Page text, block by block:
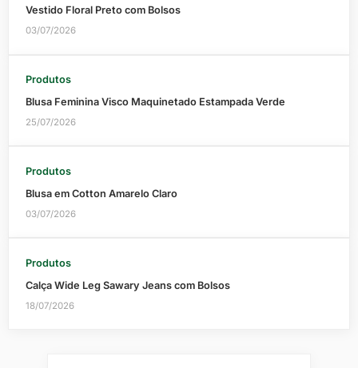
Vestido Floral Preto com Bolsos
03/07/2026
Produtos
Blusa Feminina Visco Maquinetado Estampada Verde
25/07/2026
Produtos
Blusa em Cotton Amarelo Claro
03/07/2026
Produtos
Calça Wide Leg Sawary Jeans com Bolsos
18/07/2026